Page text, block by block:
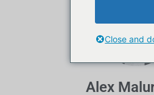
Alex
Close and